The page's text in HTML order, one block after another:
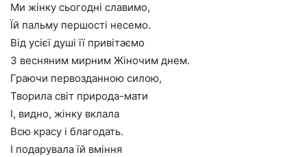
Ми жінку сьогодні славимо,
Їй пальму першості несемо.
Від усієї душі її привітаємо
З весняним мирним Жіночим днем.
Граючи первозданною силою,
Творила світ природа-мати
І, видно, жінку вклала
Всю красу і благодать.
І подарувала їй вміння